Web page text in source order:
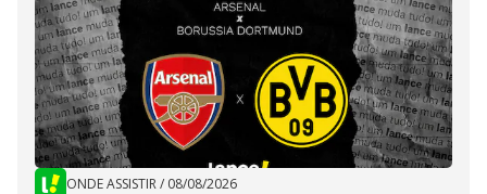
ONDE ASSISTIR/ 08/08/2026